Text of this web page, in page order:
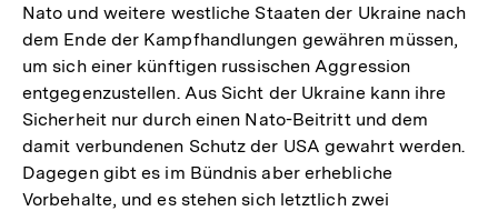
Nato und weitere westliche Staaten der Ukraine nach
dem Ende der Kampfhandlungen gewähren müssen,
um sich einer künftigen russischen Aggression
entgegenzustellen. Aus Sicht der Ukraine kann ihre
Sicherheit nur durch einen Nato-Beitritt und dem
damit verbundenen Schutz der USA gewahrt werden.
Dagegen gibt es im Bündnis aber erhebliche
Vorbehalte, und es stehen sich letztlich zwei